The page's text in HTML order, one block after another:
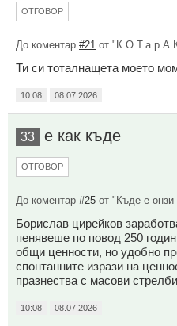
ОТГОВОР
До коментар #21 от
Ти си тоталнащета моето
10:08 08.07.2026
33 е как къде
ОТГОВОР
До коментар #25 от "Къде е онзи
Борислав цирейков
пенявеше по повод 250
общи ценности, но удобно
спонтанните изрази на
празнества с масови
10:08 08.07.2026